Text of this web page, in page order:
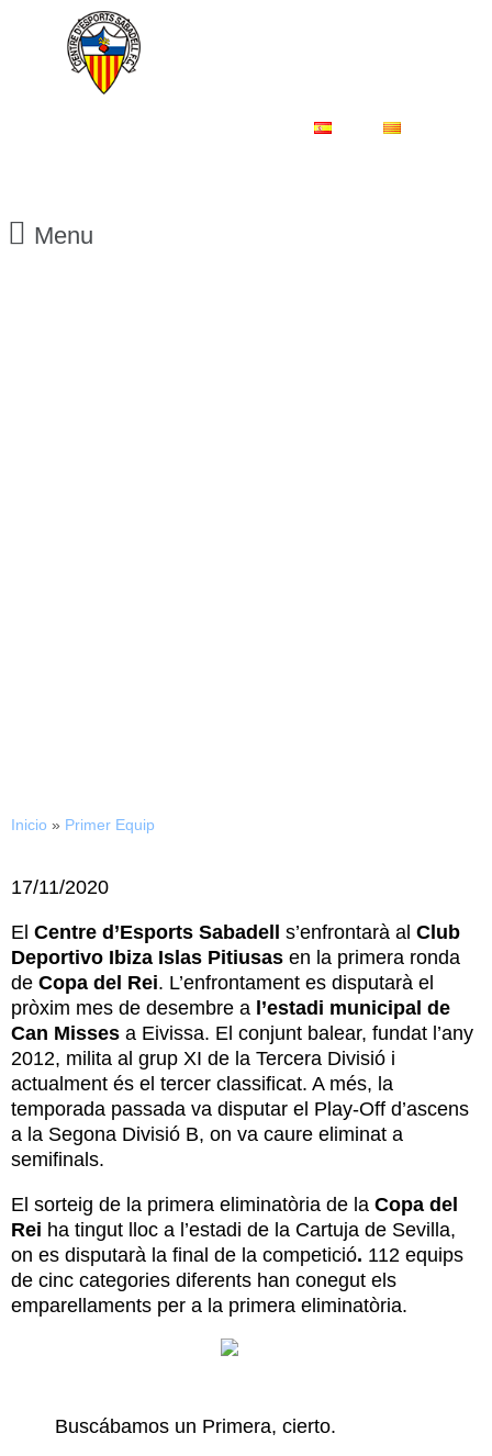
Menu
Inicio » Primer Equip
17/11/2020
El Centre d’Esports Sabadell s’enfrontarà al Club
Deportivo Ibiza Islas Pitiusas en la primera ronda
de Copa del Rei. L’enfrontament es disputarà el
pròxim mes de desembre a l’estadi municipal de
Can Misses a Eivissa. El conjunt balear, fundat l’any
2012, milita al grup XI de la Tercera Divisió i
actualment és el tercer classificat. A més, la
temporada passada va disputar el Play-Off d’ascens
a la Segona Divisió B, on va caure eliminat a
semifinals.
El sorteig de la primera eliminatòria de la Copa del
Rei ha tingut lloc a l’estadi de la Cartuja de Sevilla,
on es disputarà la final de la competició. 112 equips
de cinc categories diferents han conegut els
emparellaments per a la primera eliminatòria.
Buscábamos un Primera, cierto.